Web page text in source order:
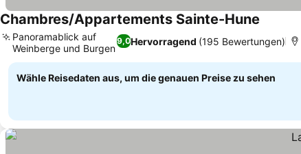
Chambres/Appartements Sainte-Hune
9,0Hervorragend (195 Bewertungen)
Panoramablick auf
Weinberge und Burgen
Wähle Reisedaten aus, um die genauen Preise zu sehen